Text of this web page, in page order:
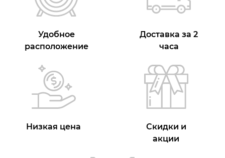
Удобное
расположение
Доставка за 2
часа
Низкая цена
Скидки и
акции